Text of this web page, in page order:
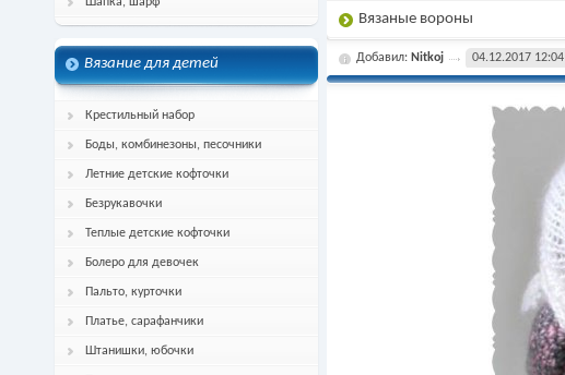
Вязание для детей
Крестильный набор
Боды, комбинезоны, песочники
Летние детские кофточки
Безрукавочки
Теплые детские кофточки
Болеро для девочек
Пальто, курточки
Платье, сарафанчики
Штанишки, юбочки
Вязаные вороны
Добавил: Nitkoj 04.12.2017 12:04